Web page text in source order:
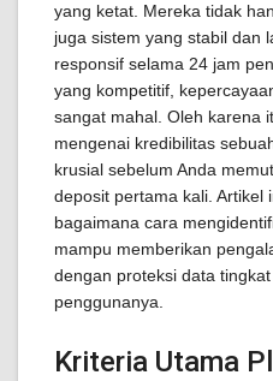
yang ketat. Mereka tidak
juga sistem yang stabil dan
responsif selama 24 jam
yang kompetitif,
sangat mahal. Oleh karena
mengenai kredibilitas
krusial sebelum Anda
deposit pertama kali. Artikel
bagaimana cara
mampu memberikan
dengan proteksi data
penggunanya.
Kriteria Utama